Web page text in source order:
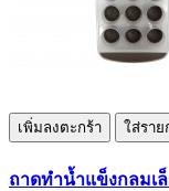
เพิ่มลงตะกร้า ใส่ราย
ถาดทำน้ำแข็งกลมเ